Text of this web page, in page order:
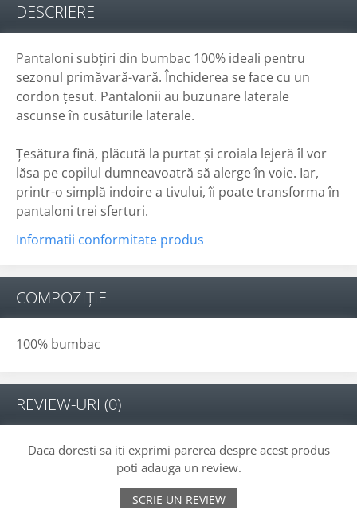
DESCRIERE
Pantaloni subțiri din bumbac 100% ideali pentru
sezonul primăvară-vară. Închiderea se face cu un
cordon țesut. Pantalonii au buzunare laterale
ascunse în cusăturile laterale.
Ţesătura fină, plăcută la purtat și croiala lejeră îl vor
lăsa pe copilul dumneavoatră să alerge în voie. Iar,
printr-o simplă indoire a tivului, îi poate transforma în
pantaloni trei sferturi.
Informatii conformitate produs
COMPOZIȚIE
100% bumbac
REVIEW-URI (0)
Daca doresti sa iti exprimi parerea despre acest produs
poti adauga un review.
SCRIE UN REVIEW